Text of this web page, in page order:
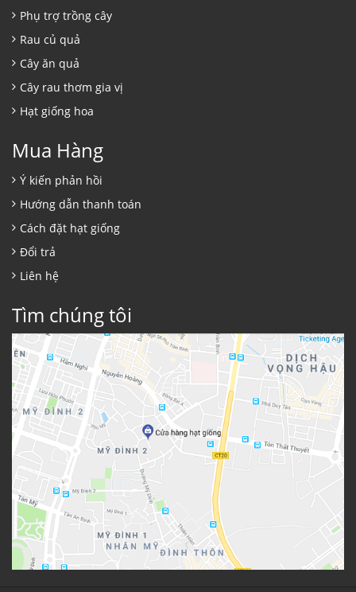
Phụ trợ trồng cây
Rau củ quả
Cây ăn quả
Cây rau thơm gia vị
Hạt giống hoa
Mua Hàng
Ý kiến phản hồi
Hướng dẫn thanh toán
Cách đặt hạt giống
Đổi trả
Liên hệ
Tìm chúng tôi